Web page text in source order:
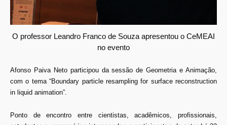
O professor Leandro Franco de Souza apresentou o CeMEAI
no evento
Afonso Paiva Neto participou da sessão de Geometria e Animação,
com o tema “Boundary particle resampling for surface reconstruction
in liquid animation”.
Ponto de encontro entre cientistas, acadêmicos, profissionais,